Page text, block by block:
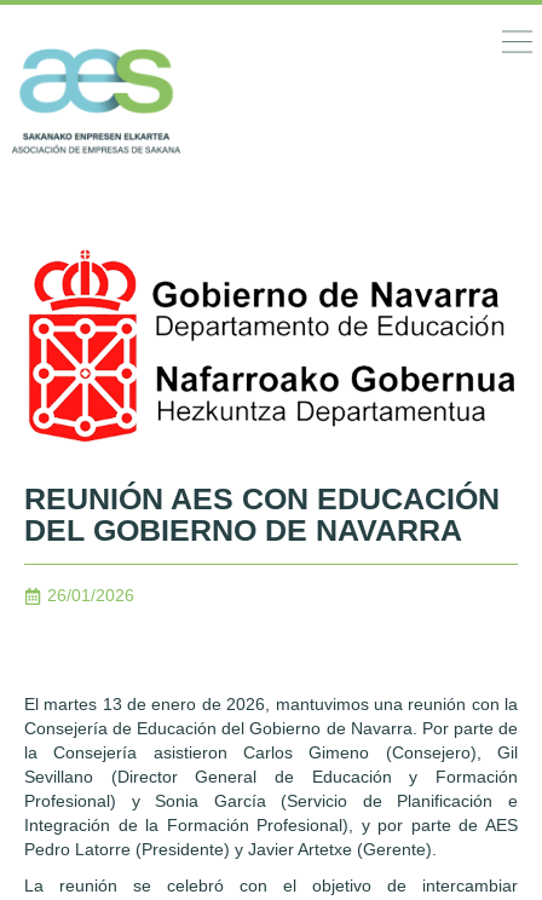
REUNIÓN AES CON EDUCACIÓN
DEL GOBIERNO DE NAVARRA
26/01/2026
El martes 13 de enero de 2026, mantuvimos una reunión con la
Consejería de Educación del Gobierno de Navarra. Por parte de
la Consejería asistieron Carlos Gimeno (Consejero), Gil
Sevillano (Director General de Educación y Formación
Profesional) y Sonia García (Servicio de Planificación e
Integración de la Formación Profesional), y por parte de AES
Pedro Latorre (Presidente) y Javier Artetxe (Gerente).
La reunión se celebró con el objetivo de intercambiar